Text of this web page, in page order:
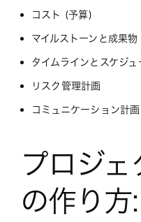
コスト (予算)
マイルストーンと成果物
タイムラインとスケジュ
リスク管理計画
コミュニケーション計画
プロジ
の作り